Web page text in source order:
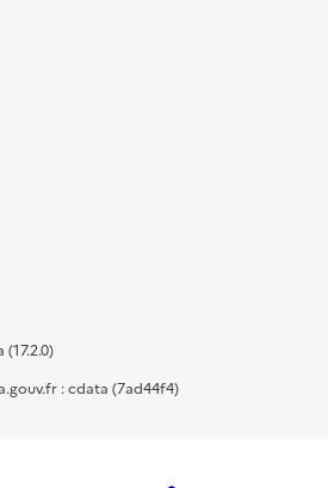
: cdata (7ad44f4)